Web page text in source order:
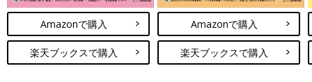
Amazonで購入
楽天ブックスで購入
Amazonで購入
楽天ブックスで購入